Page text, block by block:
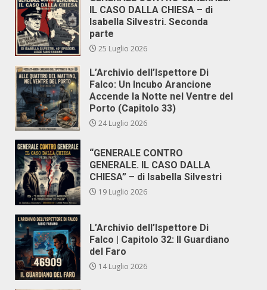
IL CASO DALLA CHIESA – di
Isabella Silvestri. Seconda
parte
25 Luglio 2026
L’Archivio dell’Ispettore Di
Falco: Un Incubo Arancione
Accende la Notte nel Ventre del
Porto (Capitolo 33)
24 Luglio 2026
“GENERALE CONTRO
GENERALE. IL CASO DALLA
CHIESA” – di Isabella Silvestri
19 Luglio 2026
L’Archivio dell’Ispettore Di
Falco | Capitolo 32: Il Guardiano
del Faro
14 Luglio 2026